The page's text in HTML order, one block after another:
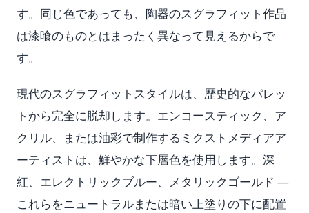
す。同じ色であっても、陶器のスグラフィット作品
は漆喰のものとはまったく異なって見えるからで
す。
現代のスグラフィットスタイルは、歴史的なパレッ
トから完全に脱却します。エンコースティック、ア
クリル、または油彩で制作するミクストメディアア
ーティストは、鮮やかな下層色を使用します。深
紅、エレクトリックブルー、メタリックゴールド —
これらをニュートラルまたは暗い上塗りの下に配置